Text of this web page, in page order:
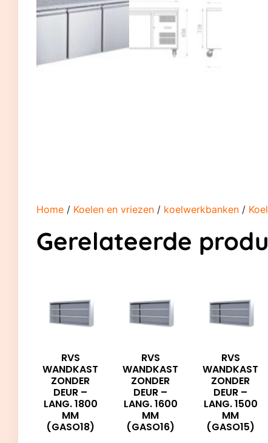
Home / Koelen en vriezen / koelwerkbanken /
Gerelateerde
RVS
WANDKAST
ZONDER
DEUR –
LANG. 1800
MM
(GASO18)
RVS
WANDKAST
ZONDER
DEUR –
LANG. 1600
MM
(GASO16)
RVS
WANDKAST
ZONDER
DEUR –
LANG. 1500
MM
(GASO15)